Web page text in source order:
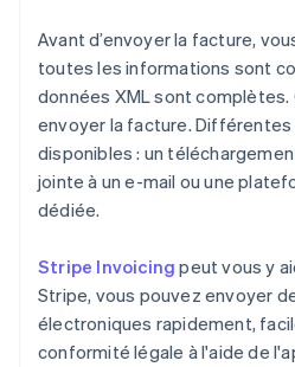
Avant d’envoyer la facture,
toutes les informations sont
données XML sont complètes.
envoyer la facture.
disponibles : un
jointe à un e-mail ou une
dédiée.
Stripe Invoicing peut vous y
Stripe, vous pouvez envoyer
électroniques rapidement,
conformité légale à l'aide de